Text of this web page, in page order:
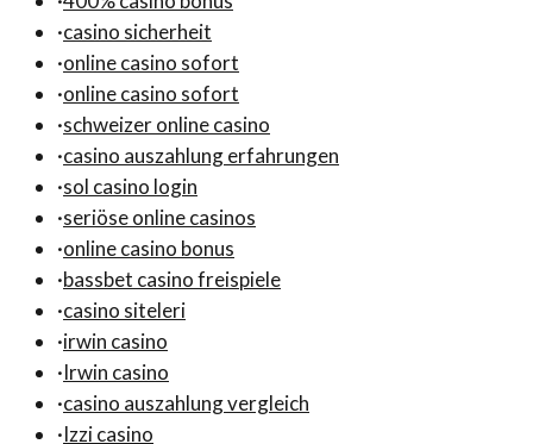
·casino sicherheit
·online casino sofort
·online casino sofort
·schweizer online casino
·casino auszahlung erfahrungen
·sol casino login
·seriöse online casinos
·online casino bonus
·bassbet casino freispiele
·casino siteleri
·irwin casino
·Irwin casino
·casino auszahlung vergleich
·Izzi casino